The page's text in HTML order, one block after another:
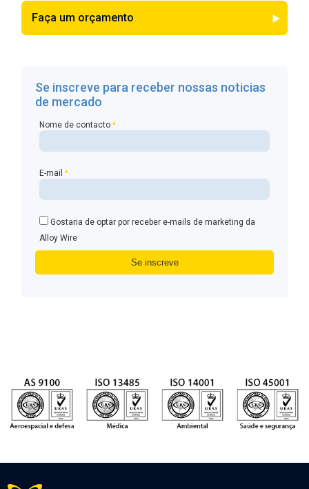
Faça um orçamento
Se inscreve para receber nossas noticias
de mercado
Nome de contacto*
E-mail*
Gostaria de optar por receber e-mails de marketing da
Alloy Wire